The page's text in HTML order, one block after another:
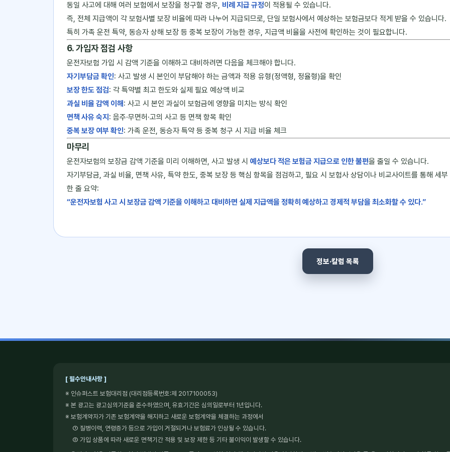
동일 사고에 대해 여러 보험에서 보장을 청구할 경우, 비례 지급 규정이 적용될 수 있습니다.
즉, 전체 지급액이 각 보험사별 보장 비율에 따라 나누어 지급되므로, 단일 보험사에서 예상하는 보험금보다 적게 받을 수 있습니다.
특히 가족 운전 특약, 동승자 상해 보장 등 중복 보장이 가능한 경우, 지급액 비율을 사전에 확인하는 것이 필요합니다.
6. 가입자 점검 사항
운전자보험 가입 시 감액 기준을 이해하고 대비하려면 다음을 체크해야 합니다.
자기부담금 확인: 사고 발생 시 본인이 부담해야 하는 금액과 적용 유형(정액형, 정율형)을 확인
보장 한도 점검: 각 특약별 최고 한도와 실제 필요 예상액 비교
과실 비율 감액 이해: 사고 시 본인 과실이 보험금에 영향을 미치는 방식 확인
면책 사유 숙지 : 음주·무면허·고의 사고 등 면책 항목 확인
중복 보장 여부 확인: 가족 운전, 동승자 특약 등 중복 청구 시 지급 비율 체크
마무리
운전자보험의 보장금 감액 기준을 미리 이해하면, 사고 발생 시 예상보다 적은 보험금 지급으로 인한 불편을 줄일 수 있습니다.
자기부담금, 과실 비율, 면책 사유, 특약 한도, 중복 보장 등 핵심 항목을 점검하고, 필요 시 보험사 상담이나 비교사이트를 통해 세
한 줄 요약:
“운전자보험 사고 시 보장금 감액 기준을 이해하고 대비하면 실제 지급액을 정확히 예상하고 경제적 부담을 최소화할 수 있다.”
정보·칼럼 목록
[ 필수안내사항 ]
※ 인슈퍼스트 보험대리점 (대리점등록번호:제 2017100053)
※ 본 광고는 광고심의기준을 준수하였으며, 유효기간은 심의일로부터 1년입니다.
※ 보험계약자가 기존 보험계약을 해지하고 새로운 보험계약을 체결하는 과정에서
① 질병이력, 연령증가 등으로 가입이 거절되거나 보험료가 인상될 수 있습니다.
② 가입 상품에 따라 새로운 면책기간 적용 및 보장 제한 등 기타 불이익이 발생할 수 있습니다.